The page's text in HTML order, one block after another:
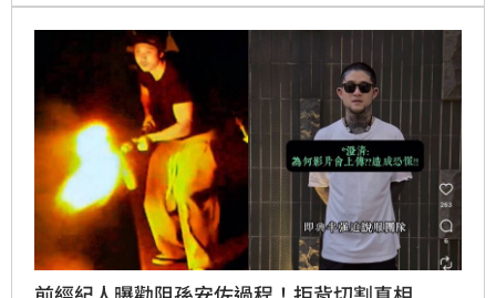
認，如今重讀天月表示收到拳願創辦人秋偉的邀約挑
戰，重讀天月批是利用孫安佐炒流量，對此秋偉也回應